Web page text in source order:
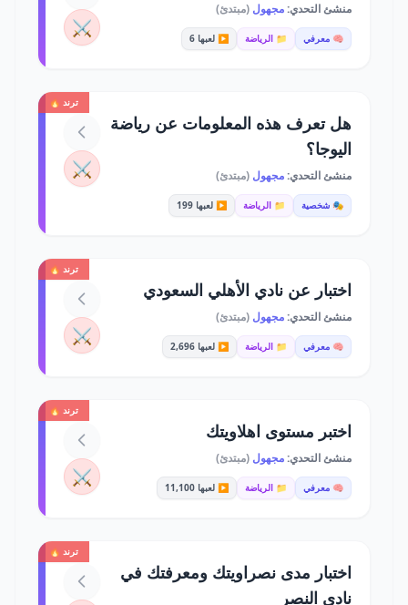
منشئ التحدي:مجهول (مبتدئ)
🧠 معرفي 📁 الرياضة ▶️ لعبها 6 ⚔️
ترند 🔥
هل تعرف هذه المعلومات عن رياضة
اليوجا؟
منشئ التحدي:مجهول (مبتدئ)
🎭 شخصية 📁 الرياضة ▶️ لعبها 199
⚔️
ترند 🔥
اختبار عن نادي الأهلي السعودي
منشئ التحدي:مجهول (مبتدئ)
🧠 معرفي 📁 الرياضة ▶️ لعبها 2,696 ⚔️
ترند 🔥
اختبر مستوى اهلاويتك
منشئ التحدي:مجهول (مبتدئ)
🧠 معرفي 📁 الرياضة ▶️ لعبها 11,100 ⚔️
ترند 🔥
اختبار مدى نصراويتك ومعرفتك في
نادي النصر